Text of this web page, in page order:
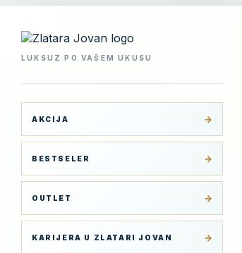
LUKSUZ PO VAŠEM UKUSU
AKCIJA
BESTSELER
OUTLET
KARIJERA U ZLATARI JOVAN